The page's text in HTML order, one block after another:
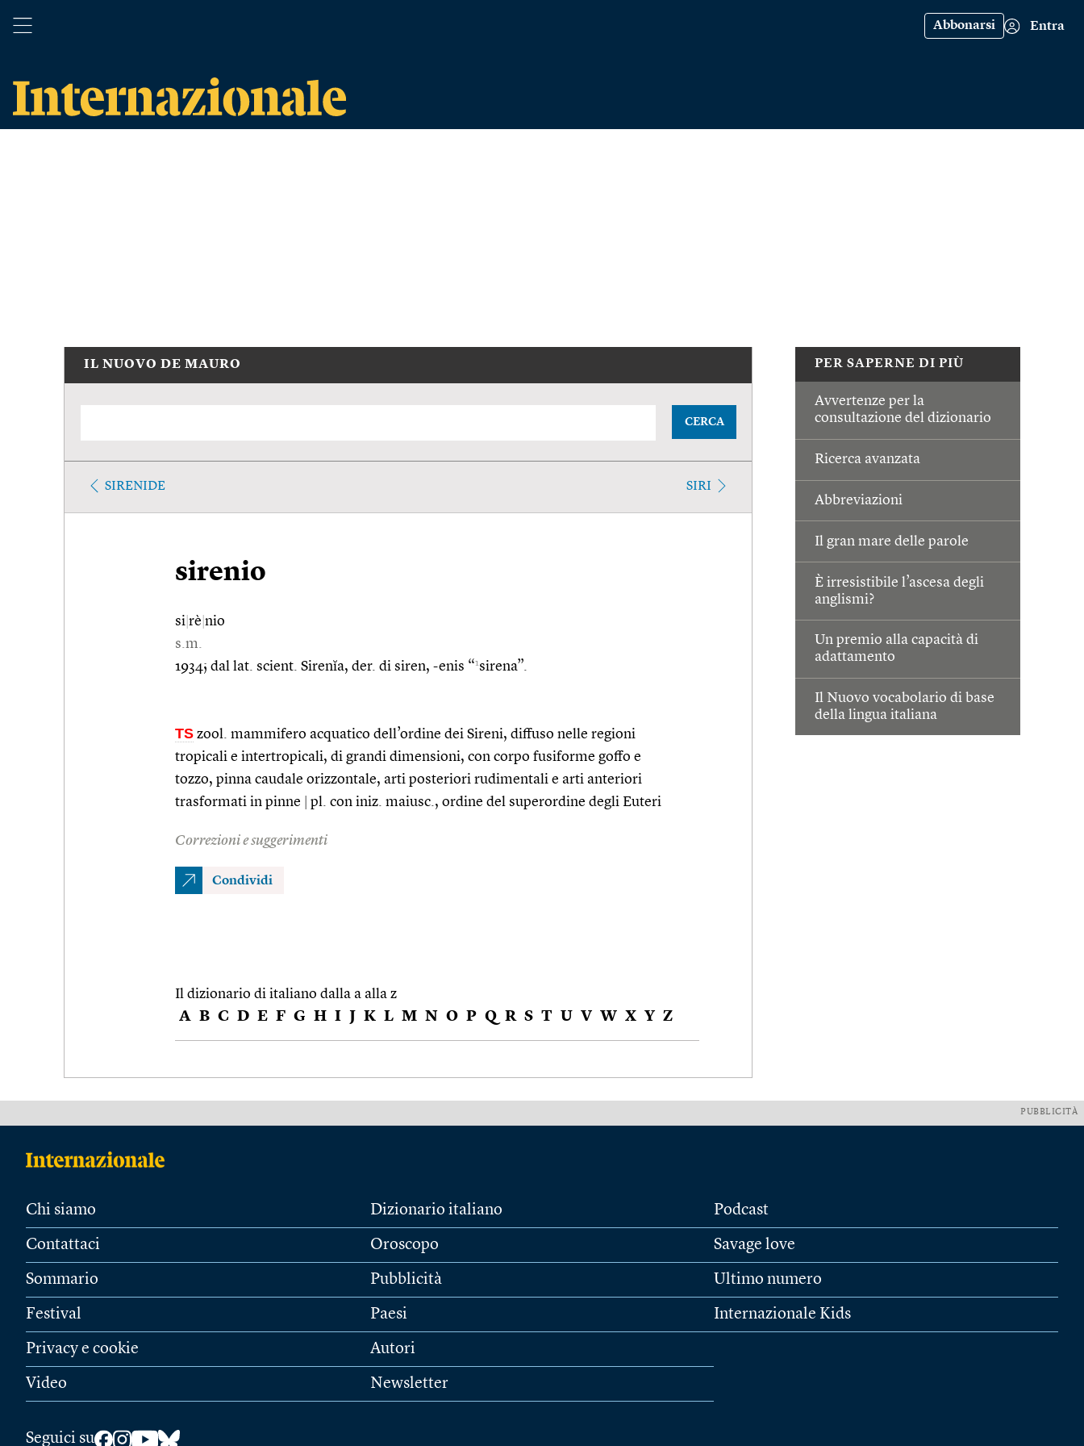
Abbonarsi Entra
PER SAPERNE DI PIÙ
Avvertenze per la
consultazione del dizionario
Ricerca avanzata
Abbreviazioni
Il gran mare delle parole
È irresistibile l’ascesa degli
anglismi?
Un premio alla capacità di
adattamento
Il Nuovo vocabolario di base
della lingua italiana
IL NUOVO DE MAURO
CERCA
SIRENIDE SIRI
sirenio
si rè nio
s.m.
1934; dal lat. scient. Sirenĭa, der. di siren, -enis “1sirena”.
TS zool. mammifero acquatico dell’ordine dei Sireni, diffuso nelle regioni
tropicali e intertropicali, di grandi dimensioni, con corpo fusiforme goffo e
tozzo, pinna caudale orizzontale, arti posteriori rudimentali e arti anteriori
trasformati in pinne
pl. con iniz. maiusc., ordine del superordine degli Euteri
Correzioni e suggerimenti
Condividi
Il dizionario di italiano dalla a alla z
A B C D E F G H I J K L M N O P Q R S T U V W X Y Z
PUBBLICITÀ
Chi siamo
Contattaci
Sommario
Festival
Privacy e cookie
Video
Dizionario italiano
Oroscopo
Pubblicità
Paesi
Autori
Newsletter
Podcast
Savage love
Ultimo numero
Internazionale Kids
Seguici su